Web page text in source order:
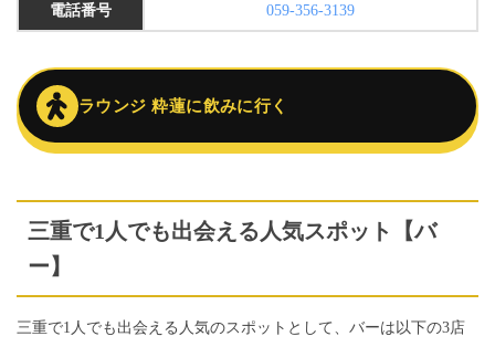
電話番号 059-356-3139
ラウンジ 粋蓮に飲みに行く
三重で1人でも出会える人気スポット【バ
ー】
三重で1人でも出会える人気のスポットとして、バーは以下の3店